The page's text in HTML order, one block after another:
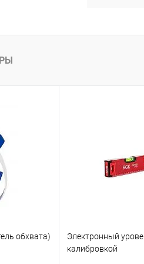
обхвата)
Электронный
калибровкой